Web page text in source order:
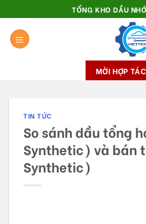
to
content
TỔNG KHO DẦU
MỜI HỢP
TIN TỨC
So sánh dầu tổng
Synthetic) và bán
Synthetic)